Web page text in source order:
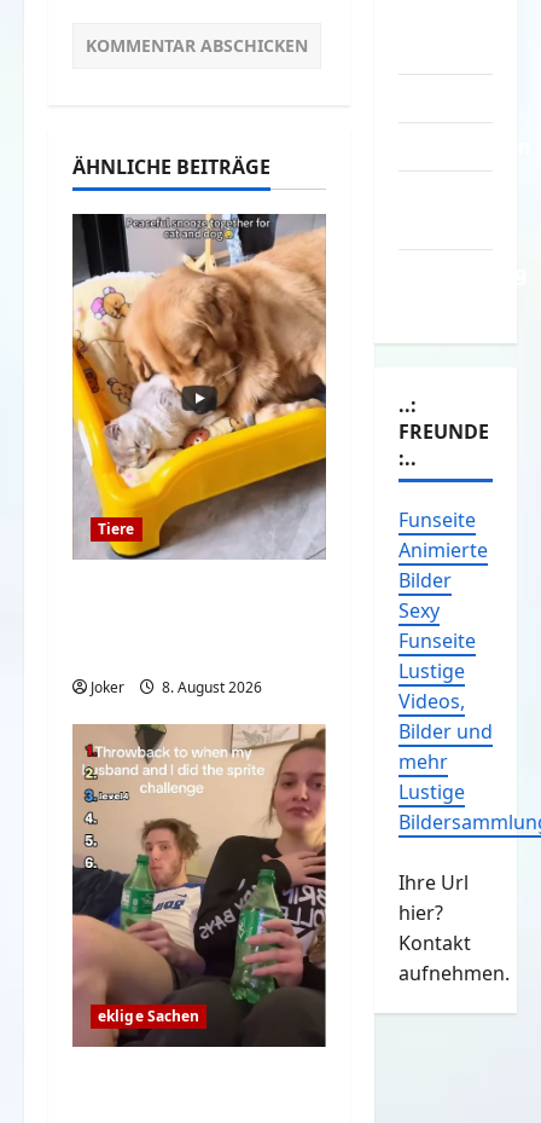
ÄHNLICHE BEITRÄGE
Tiere
Joker 8. August 2026
eklige Sachen
..:
FREUNDE
:..
Funseite
Animierte
Bilder
Sexy
Funseite
Lustige
Videos,
Bilder und
mehr
Lustige
Ihre Url
hier?
Kontakt
aufnehmen.